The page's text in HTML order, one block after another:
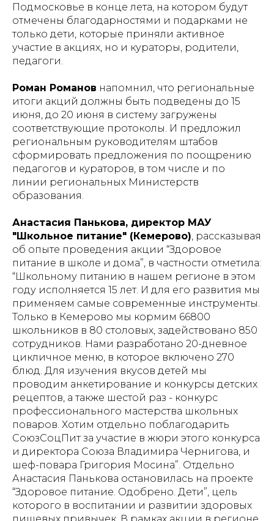
Подмосковье в конце лета, на котором будут
отмечены благодарностями и подарками не
только дети, которые приняли активное
участие в акциях, но и кураторы, родители,
педагоги.
Роман Романов напомнил, что региональные
итоги акций должны быть подведены до 15
июня, до 20 июня в систему загружены
соответствующие протоколы. И предложил
региональным руководителям штабов
сформировать предложения по поощрению
педагогов и кураторов, в том числе и по
линии региональных Министерств
образования.
Анастасия Панькова, директор МАУ
"Школьное питание" (Кемерово) , рассказывая
об опыте проведения акции “Здоровое
питание в школе и дома”, в частности отметила:
“Школьному питанию в нашем регионе в этом
году исполняется 15 лет. И для его развития мы
применяем самые современные инструменты.
Только в Кемерово мы кормим 66800
школьников в 80 столовых, задействовано 850
сотрудников. Нами разработано 20-дневное
цикличное меню, в которое включено 270
блюд. Для изучения вкусов детей мы
проводим анкетирование и конкурсы детских
рецептов, а также шестой раз - конкурс
профессионального мастерства школьных
поваров. Хотим отдельно поблагодарить
СоюзСоцПит за участие в жюри этого конкурса
и директора Союза Владимира Чернигова, и
шеф-повара Григория Мосина”. Отдельно
Анастасия Панькова остановилась на проекте
“Здоровое питание. Одобрено. Дети”, цель
которого в воспитании и развитии здоровых
пищевых привычек. В рамках акции в регионе